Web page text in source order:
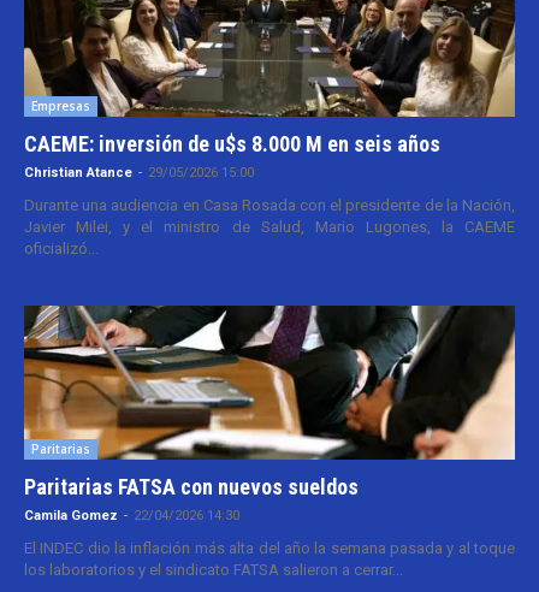
Empresas
CAEME: inversión de u$s 8.000 M en seis años
Christian Atance - 29/05/2026 15:00
Durante una audiencia en Casa Rosada con el presidente de la Nación,
Javier Milei, y el ministro de Salud, Mario Lugones, la CAEME
oficializó...
Paritarias
Paritarias FATSA con nuevos sueldos
Camila Gomez - 22/04/2026 14:30
El INDEC dio la inflación más alta del año la semana pasada y al toque
los laboratorios y el sindicato FATSA salieron a cerrar...